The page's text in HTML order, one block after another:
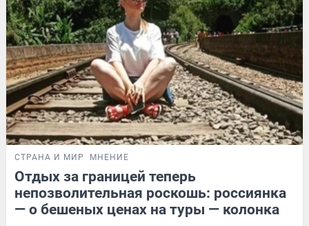
СТРАНА И МИР МНЕНИЕ
Отдых за границей теперь
непозволительная роскошь: россиянка
— о бешеных ценах на туры — колонка